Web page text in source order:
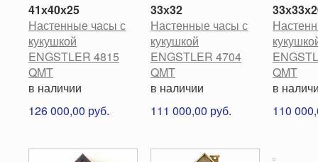
41х40х25
Настенные часы с
кукушкой
ENGSTLER 4815
QMT
в наличии
126 000,00 руб.
33х32
Настенные часы с
кукушкой
ENGSTLER 4704
QMT
в наличии
111 000,00 руб.
QMT
в
110